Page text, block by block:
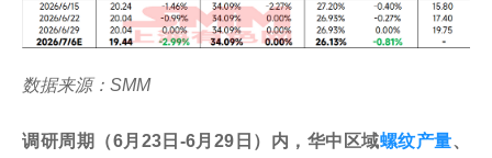
数据来源：SMM
调研周期（6月23日-6月29日）内，华中区域螺纹产量、